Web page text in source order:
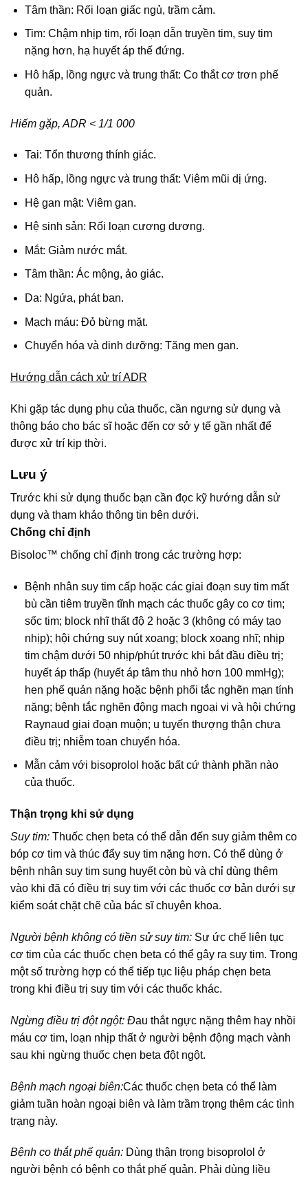
Tâm thần: Rối loạn giấc ngủ, trầm cảm.
Tim: Chậm nhịp tim, rối loạn dẫn truyền tim, suy tim
nặng hơn, hạ huyết áp thế đứng.
Hô hấp, lồng ngực và trung thất: Co thắt cơ trơn phế
quản.
Hiếm gặp, ADR < 1/1 000
Tai: Tổn thương thính giác.
Hô hấp, lồng ngực và trung thất: Viêm mũi dị ứng.
Hệ gan mật: Viêm gan.
Hệ sinh sản: Rối loạn cương dương.
Mắt: Giảm nước mắt.
Tâm thần: Ác mộng, ảo giác.
Da: Ngứa, phát ban.
Mạch máu: Đỏ bừng mặt.
Chuyển hóa và dinh dưỡng: Tăng men gan.
Hướng dẫn cách xử trí ADR
Khi gặp tác dụng phụ của thuốc, cần ngưng sử dụng và
thông báo cho bác sĩ hoặc đến cơ sở y tế gần nhất để
được xử trí kịp thời.
Lưu ý
Trước khi sử dụng thuốc bạn cần đọc kỹ hướng dẫn sử
dụng và tham khảo thông tin bên dưới.
Chống chỉ định
Bisoloc™ chống chỉ định trong các trường hợp:
Bệnh nhân suy tim cấp hoặc các giai đoạn suy tim mất
bù cần tiêm truyền tĩnh mạch các thuốc gây co cơ tim;
sốc tim; block nhĩ thất độ 2 hoặc 3 (không có máy tạo
nhịp); hội chứng suy nút xoang; block xoang nhĩ; nhịp
tim chậm dưới 50 nhịp/phút trước khi bắt đầu điều trị;
huyết áp thấp (huyết áp tâm thu nhỏ hơn 100 mmHg);
hen phế quản nặng hoặc bệnh phổi tắc nghẽn mạn tính
nặng; bệnh tắc nghẽn động mạch ngoại vi và hội chứng
Raynaud giai đoạn muộn; u tuyến thượng thận chưa
điều trị; nhiễm toan chuyển hóa.
Mẫn cảm với bisoprolol hoặc bất cứ thành phần nào
của thuốc.
Thận trọng khi sử dụng
Suy tim: Thuốc chẹn beta có thể dẫn đến suy giảm thêm co
bóp cơ tim và thúc đẩy suy tim nặng hơn. Có thể dùng ở
bệnh nhân suy tim sung huyết còn bù và chỉ dùng thêm
vào khi đã có điều trị suy tim với các thuốc cơ bản dưới sự
kiểm soát chặt chẽ của bác sĩ chuyên khoa.
Người bệnh không có tiền sử suy tim: Sự ức chế liên tục
cơ tim của các thuốc chẹn beta có thể gây ra suy tim. Trong
một số trường hợp có thể tiếp tục liệu pháp chẹn beta
trong khi điều trị suy tim với các thuốc khác.
Ngừng điều trị đột ngột: Đau thắt ngực nặng thêm hay nhồi
máu cơ tim, loạn nhịp thất ở người bệnh động mạch vành
sau khi ngừng thuốc chẹn beta đột ngột.
Bệnh mạch ngoại biên:Các thuốc chẹn beta có thể làm
giảm tuần hoàn ngoại biên và làm trầm trọng thêm các tình
trạng này.
Bệnh co thắt phế quản: Dùng thận trọng bisoprolol ở
người bệnh có bệnh co thắt phế quản. Phải dùng liều